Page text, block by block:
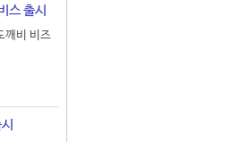
스 출시
깨비 비즈